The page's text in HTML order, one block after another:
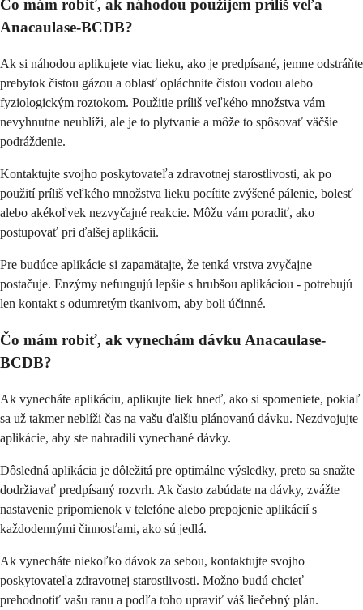
Čo mám robiť, ak náhodou použijem príliš veľa
Anacaulase-BCDB?
Ak si náhodou aplikujete viac lieku, ako je predpísané, jemne odstráňte
prebytok čistou gázou a oblasť opláchnite čistou vodou alebo
fyziologickým roztokom. Použitie príliš veľkého množstva vám
nevyhnutne neublíži, ale je to plytvanie a môže to spôsovať väčšie
podráždenie.
Kontaktujte svojho poskytovateľa zdravotnej starostlivosti, ak po
použití príliš veľkého množstva lieku pocítite zvýšené pálenie, bolesť
alebo akékoľvek nezvyčajné reakcie. Môžu vám poradiť, ako
postupovať pri ďalšej aplikácii.
Pre budúce aplikácie si zapamätajte, že tenká vrstva zvyčajne
postačuje. Enzýmy nefungujú lepšie s hrubšou aplikáciou - potrebujú
len kontakt s odumretým tkanivom, aby boli účinné.
Čo mám robiť, ak vynechám dávku Anacaulase-
BCDB?
Ak vynecháte aplikáciu, aplikujte liek hneď, ako si spomeniete, pokiaľ
sa už takmer neblíži čas na vašu ďalšiu plánovanú dávku. Nezdvojujte
aplikácie, aby ste nahradili vynechané dávky.
Dôsledná aplikácia je dôležitá pre optimálne výsledky, preto sa snažte
dodržiavať predpísaný rozvrh. Ak často zabúdate na dávky, zvážte
nastavenie pripomienok v telefóne alebo prepojenie aplikácií s
každodennými činnosťami, ako sú jedlá.
Ak vynecháte niekoľko dávok za sebou, kontaktujte svojho
poskytovateľa zdravotnej starostlivosti. Možno budú chcieť
prehodnotiť vašu ranu a podľa toho upraviť váš liečebný plán.